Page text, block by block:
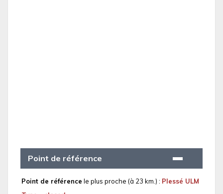
Point de référence
Point de référence le plus proche (à 23 km.) : Plessé ULM